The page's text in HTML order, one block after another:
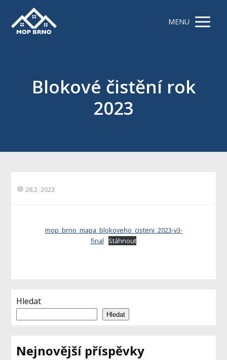
MENU
Blokové čistění rok
2023
28.2. 2023
mop_brno_mapa_blokoveho_cisteni_2023-v3-
final
Stáhnout
Hledat
Hledat
Nejnovější příspěvky